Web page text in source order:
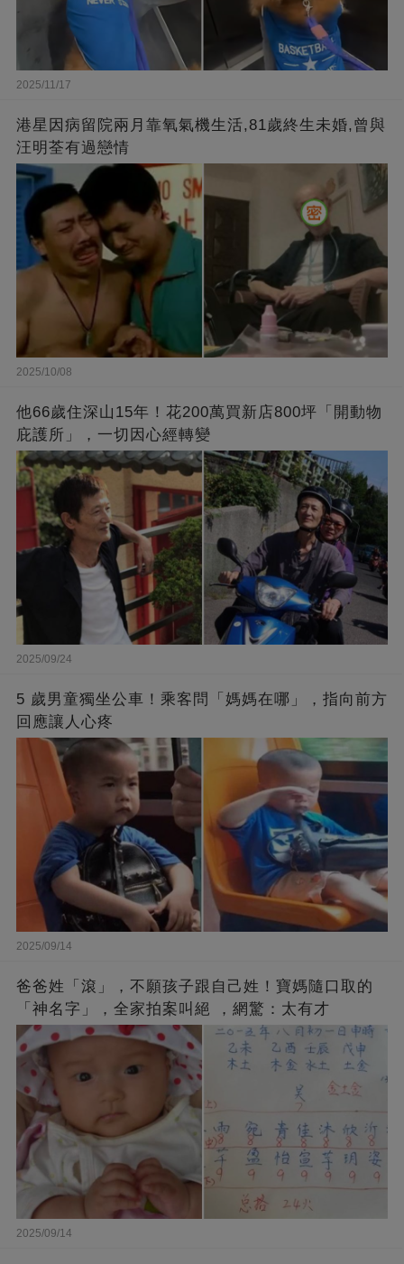
2025/11/17
港星因病留院兩月靠氧氣機生活,81歲終生未婚,曾與
汪明荃有過戀情
2025/10/08
他66歲住深山15年！花200萬買新店800坪「開動物
庇護所」，一切因心經轉變
2025/09/24
5 歲男童獨坐公車！乘客問「媽媽在哪」，指向前方
回應讓人心疼
2025/09/14
爸爸姓「滾」，不願孩子跟自己姓！寶媽隨口取的
「神名字」，全家拍案叫絕 ，網驚：太有才
2025/09/14